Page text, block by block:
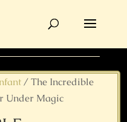
/ The Incredible
Under Magic